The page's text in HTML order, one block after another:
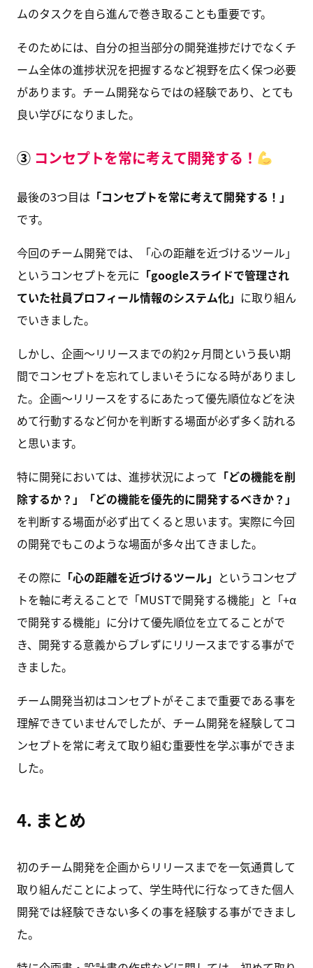
ムのタスクを自ら進んで巻き取ることも重要です。
そのためには、自分の担当部分の開発進捗だけでなくチ
ーム全体の進捗状況を把握するなど視野を広く保つ必要
があります。チーム開発ならではの経験であり、とても
良い学びになりました。
③ コンセプトを常に考えて開発する！
最後の3つ目は 「コンセプトを常に考えて開発する！」
です。
今回のチーム開発では、「心の距離を近づけるツール」
というコンセプトを元に 「googleスライドで管理され
ていた社員プロフィール情報のシステム化」 に取り組ん
でいきました。
しかし、企画〜リリースまでの約2ヶ月間という長い期
間でコンセプトを忘れてしまいそうになる時がありまし
た。企画〜リリースをするにあたって優先順位などを決
めて行動するなど何かを判断する場面が必ず多く訪れる
と思います。
特に開発においては、進捗状況によって 「どの機能を削
除するか？」「どの機能を優先的に開発するべきか？」
を判断する場面が必ず出てくると思います。実際に今回
の開発でもこのような場面が多々出てきました。
その際に 「心の距離を近づけるツール」 というコンセプ
トを軸に考えることで「MUSTで開発する機能」と「+α
で開発する機能」に分けて優先順位を立てることがで
き、開発する意義からブレずにリリースまでする事がで
きました。
チーム開発当初はコンセプトがそこまで重要である事を
理解できていませんでしたが、チーム開発を経験してコ
ンセプトを常に考えて取り組む重要性を学ぶ事ができま
した。
4. まとめ
初のチーム開発を企画からリリースまでを一気通貫して
取り組んだことによって、学生時代に行なってきた個人
開発では経験できない多くの事を経験する事ができまし
た。